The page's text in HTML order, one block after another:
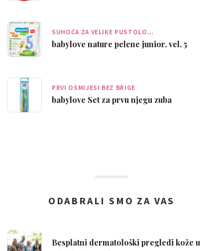
SUHOĆA ZA VELIKE PUSTOLO…
babylove nature pelene junior, vel. 5
PRVI OSMIJESI BEZ BRIGE
babylove Set za prvu njegu zuba